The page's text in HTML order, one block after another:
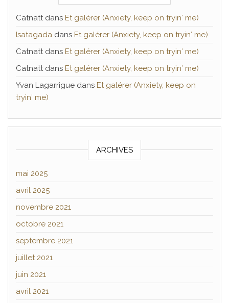
Catnattdans Et galérer (Anxiety, keep on tryin′ me)
Isatagada dans Et galérer (Anxiety, keep on tryin′ me)
Catnattdans Et galérer (Anxiety, keep on tryin′ me)
Catnattdans Et galérer (Anxiety, keep on tryin′ me)
Yvan Lagarrigue dans Et galérer (Anxiety, keep on
tryin′ me)
ARCHIVES
mai 2025
avril 2025
novembre 2021
octobre 2021
septembre 2021
juillet 2021
juin 2021
avril 2021